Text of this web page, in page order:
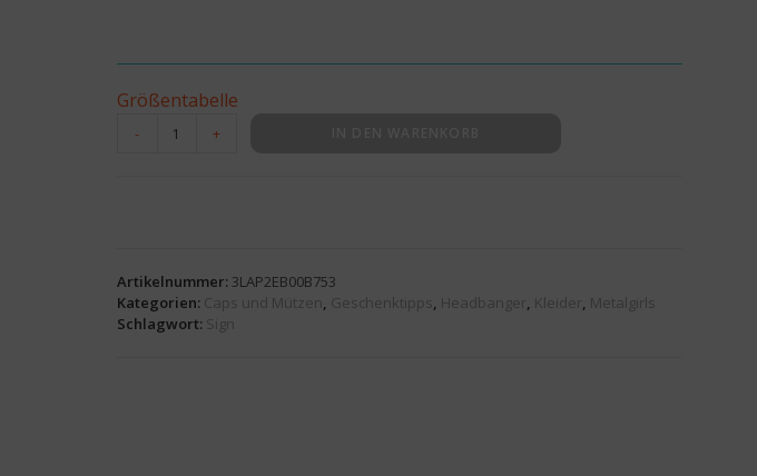
Größentabelle
- +
Artikelnummer: 3LAP2EB00B753
Kategorien: Caps und Mützen, Geschenktipps , Headbanger , Kleider , Metalgirls
Schlagwort: Sign